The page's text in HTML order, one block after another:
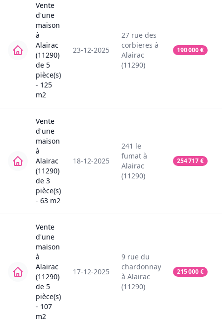
Vente
d'une
maison
à
Alairac
(11290)
de 5
pièce(s)
- 125
m2
23-12-2025
27 rue des
corbieres à
Alairac
(11290)
190 000€
Vente
d'une
maison
à
Alairac
(11290)
de 3
pièce(s)
- 63 m2
18-12-2025
241 le
fumat à
Alairac
(11290)
254 717€
Vente
d'une
maison
à
Alairac
(11290)
de 5
pièce(s)
- 107
m2
17-12-2025
9 rue du
chardonnay
à Alairac
(11290)
215 000€